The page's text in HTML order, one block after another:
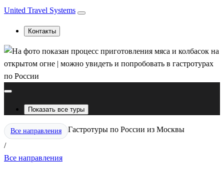
United Travel Systems
Контакты
Показать все туры
Все направления
/
Гастротуры по России из Москвы
Все направления